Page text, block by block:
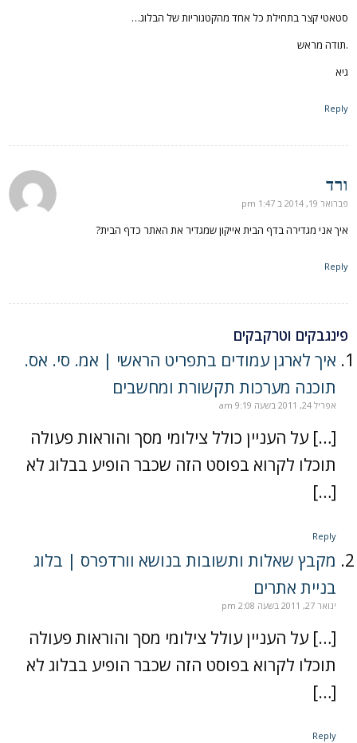
סטאטי קצר בתחילת כל אחד מהקטגוריות של הבלוג…
.תודה מראש
גיא
Reply
ורד
אומר:
פברואר 19, 2014 ב 1:47 pm
איך אני מגדירה בדף הבית אייקון שמגדיר את האתר כדף הבית?
Reply
פינגבקים וטרקבקים
איך לארגן עמודים בתפריט הראשי | אמ. סי. אס.
תוכנה מערכות תקשורת ומחשבים
אפריל 24, 2011 בשעה 9:19 am
[…] על העניין כולל צילומי מסך והוראות פעולה
תוכלו לקרוא בפוסט הזה שכבר הופיע בבלוג לא
[…]
Reply
מקבץ שאלות ותשובות בנושא וורדפרס | בלוג
בניית אתרים
ינואר 27, 2011 בשעה 2:08 pm
[…] על העניין עולל צילומי מסך והוראות פעולה
תוכלו לקרוא בפוסט הזה שכבר הופיע בבלוג לא
[…]
Reply